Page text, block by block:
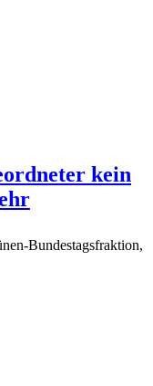
kein
Bundestagsfraktion,